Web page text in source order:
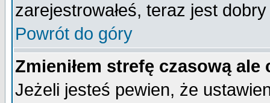
zarejestrowałeś, teraz jest
Powrót do góry
Zmieniłem strefę czasową
Jeżeli jesteś pewien, że